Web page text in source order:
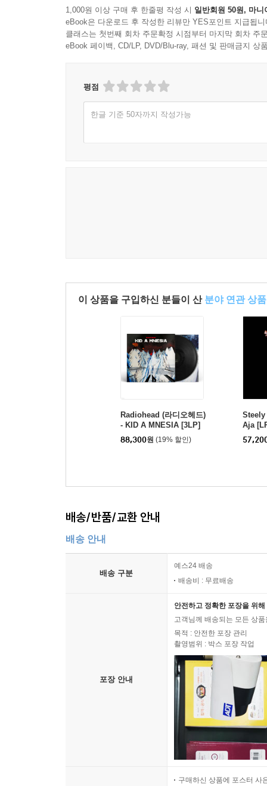
1,000원 이상 구매 후 한줄평 작성 시 일반회원 50원, 마니
eBook은 다운로드 후 작성한 리뷰만 YES포인트 지급됩니
클래스는 첫번째 회차 주문확정 시점부터 마지막 회차 주
eBook 페이백, CD/LP, DVD/Blu-ray, 패션 및 판매금지 상
평점
한글 기준 50자까지 작성가능
이 상품을 구입하신 분들이 산 분야 연관 상품
Radiohead (라디오헤드)
- KID A MNESIA [3LP]
88,300원 (19% 할인)
Steely
Aja
배송/반품/교환 안내
배송 안내
배송 구분
예스24 배송
배송비 : 무료배송
포장 안내
안전하고 정확한 포장을 위
고객님께 배송되는 모든 상
목적 : 안전한 포장 관리
촬영범위 : 박스 포장 작업
구매하신 상품에 포스터 사